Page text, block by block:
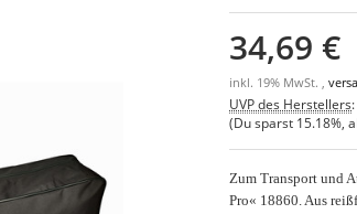
34,69 €
inkl. 19% MwSt. ,
UVP des Herstellers
(Du sparst 15.18% ,
Zum Transport und
Pro« 18860. Aus